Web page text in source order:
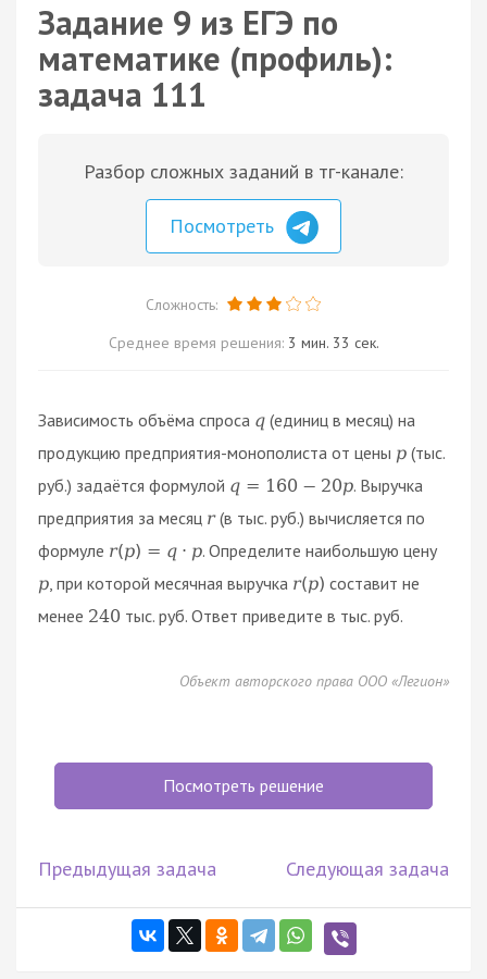
Задание 9 из ЕГЭ по
математике (профиль):
задача 111
Разбор сложных заданий в тг-канале:
Посмотреть
Сложность:
Среднее время решения: 3 мин. 33 сек.
Зависимость объёма спроса q (единиц в месяц) на
продукцию предприятия-монополиста от цены p (тыс.
руб.) задаётся формулой q = 160 − 20p. Выручка
предприятия за месяц r(в тыс. руб.) вычисляется по
формуле r(p) = q ⋅ p. Определите наибольшую цену
p , при которой месячная выручка r(p) составит не
менее 240 тыс. руб. Ответ приведите в тыс. руб.
Объект авторского права ООО «Легион»
Посмотреть решение
Предыдущая задача Следующая задача